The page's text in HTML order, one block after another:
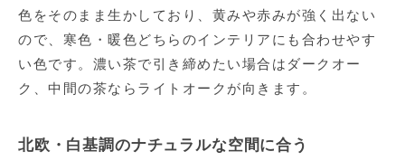
色をそのまま生かしており、黄みや赤みが強く出ない
ので、寒色・暖色どちらのインテリアにも合わせやす
い色です。濃い茶で引き締めたい場合はダークオー
ク、中間の茶ならライトオークが向きます。
北欧・白基調のナチュラルな空間に合う